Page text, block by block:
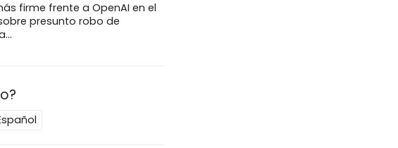
firme frente a OpenAI en el
presunto robo de